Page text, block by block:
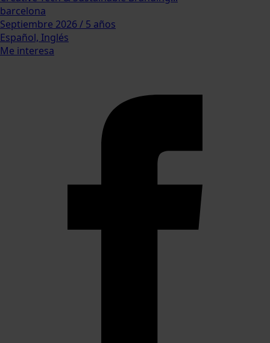
barcelona
Septiembre 2026 / 5 años
Español, Inglés
Me interesa